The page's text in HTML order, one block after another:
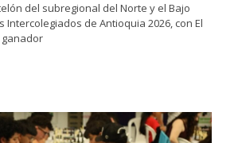
del subregional del Norte y el Bajo
Intercolegiados de Antioquia 2026, con El
ganador